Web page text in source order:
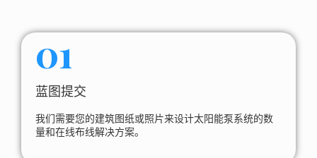
01
蓝图提交
我们需要您的建筑图纸或照片来设计太阳能泵系统的数
量和在线布线解决方案。